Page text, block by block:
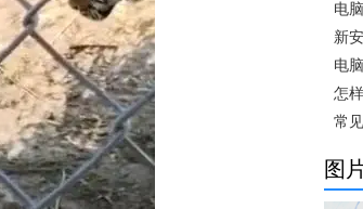
电
新
电
怎
常
图